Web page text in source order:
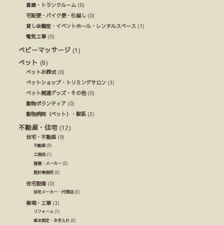
倉庫・トランクルーム (0)
宅配便・バイク便・引越し (0)
貸し会議室・イベントホール・レンタルスペース (1)
電気工事(0)
ベビーマッサージ (1)
ペット (6)
ペットお葬式(0)
ペットショップ・トリミングサロン (3)
ペット関連グッズ・その他(0)
動物ボランティア (0)
動物病院（ペット）・獣医 (2)
不動産・住宅 (12)
住宅・不動産 (9)
不動産 (9)
工務店 (1)
建築・メーカー (0)
設計事務所(0)
住宅設備(0)
住宅メーカー・代理店 (0)
修理・工事(3)
リフォーム (1)
庭木剪定・お手入れ (0)